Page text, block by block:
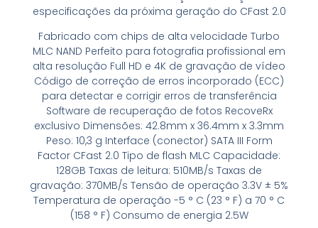
especificações da próxima geração do CFast 2.0
Fabricado com chips de alta velocidade Turbo
MLC NAND Perfeito para fotografia profissional em
alta resolução Full HD e 4K de gravação de vídeo
Código de correção de erros incorporado (ECC)
para detectar e corrigir erros de transferência
Software de recuperação de fotos RecoveRx
exclusivo Dimensões: 42.8mm x 36.4mm x 3.3mm
Peso: 10,3 g Interface (conector) SATA III Form
Factor CFast 2.0 Tipo de flash MLC Capacidade:
128GB Taxas de leitura: 510MB/s Taxas de
gravação: 370MB/s Tensão de operação 3.3V ± 5%
Temperatura de operação -5 ° C (23 ° F) a 70 ° C
(158 ° F) Consumo de energia 2.5W